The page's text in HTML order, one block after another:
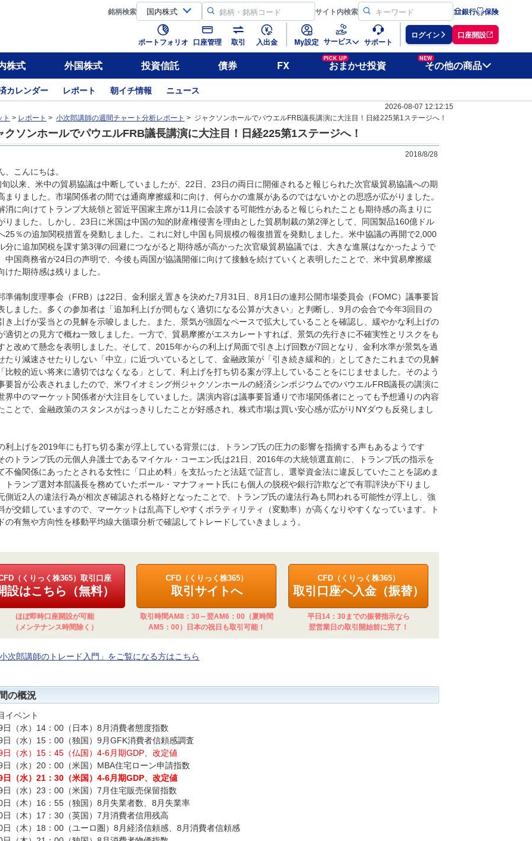
銘柄検索 サイト内検索 銀行 保険
ポートフォリオ 口座管理 取引 入出金 My設定 サービス サポート
ログイン 口座開設
株式 外国株式 投資信託 債券 FX
PICK UP
おまかせ投資
NEW
その他の商品
カレンダー レポート 朝イチ情報 ニュース
2026-08-07 12:12:15
ト > レポート > 小次郎講師の週間チャート分析レポート > ジャクソンホールでパウエルFRB議長講演に大注目！日経225第1ステージへ！
クソンホールでパウエルFRB議長講演に大注目！日経225第1ステージへ！
2018/8/28
、こんにちは。
以来、米中の貿易協議は中断していましたが、22日、23日の両日に開催されると報じられた次官級貿易協議への期
まりました。市場関係者の間では通商摩擦緩和に向け、何らかの進展があるのではないかとの思惑が広がりました。
消に向けてトランプ大統領と習近平国家主席が11月に会談する可能性があると報じられたことも期待感の高まりに
りました。しかし、23日に米国は中国の知的財産権侵害を理由とした貿易制裁の第2弾として、同国製品160億ドル
25％の追加関税措置を発動しました。これに対し中国も同規模の報復措置を発動しました。米中協議の再開で2,000
分に追加関税を課す第3弾の回避につながると期待感が高かった次官級貿易協議では、大きな進展はなかったようで
中国商務省が24日の声明で、今後も両国が協議開催に向けて接触を続けていくと表明したことで、米中貿易摩擦緩
けた期待感は残りました。
準備制度理事会（FRB）は22日、金利据え置きを決めた7月31日、8月1日の連邦公開市場委員会（FOMC）議事要旨
しました。多くの参加者は「追加利上げが間もなく適切になる公算が大きい」と判断し、9月の会合で今年3回目の
き上げが妥当との見解を示唆しました。また、景気が強固なペースで拡大していることを確認し、緩やかな利上げの
適切との見方で概ね一致しました。一方で、貿易摩擦がエスカレートすれば、景気の先行きに不確実性とリスクをも
と改めて懸念を表明しました。そして、2015年からの利上げ局面で引き上げ回数が7回となり、金利水準が景気を過
たり減速させたりしない「中立」に近づいているとして、金融政策が「引き続き緩和的」としてきたこれまでの見解
比較的近い将来に適切ではなくなる」として、利上げを打ち切る案が浮上していることをにじませました。そのよう
要旨が公表されましたので、米ワイオミング州ジャクソンホールの経済シンポジウムでのパウエルFRB議長の講演に
界中のマーケット関係者が大注目をしていました。講演内容は議事要旨通りで市場関係者にとっても予想通りの内容
ことで、金融政策のスタンスがはっきりしたことが好感され、株式市場は買い安心感が広がりNYダウも反発しまし
利上げを2019年にも打ち切る案が浮上している背景には、トランプ氏の圧力の影響を指摘する声もあるようです
のトランプ氏の元個人弁護士であるマイケル・コーエン氏は21日、2016年の大統領選直前に、トランプ氏の指示を
不倫関係にあったとされる女性に「口止め料」を支払ったと法廷で証言し、選挙資金法に違反していたことを認めま
トランプ選対本部議長を務めていたポール・マナフォート氏にも個人の脱税や銀行詐欺などで有罪評決が下りまし
側近2人の違法行為が相次ぎ確認される格好となったことで、トランプ氏の違法行為も問われる可能性が浮上し、強
が交錯していますので、マーケットは乱高下しやすくボラティリティ（変動率）が高くなりやすくなっています。ト
の有無や方向性を移動平均線大循環分析で確認してトレードしていきましょう。
（くりっく株365）取引口座
設はこちら（無料）
ほぼ即時口座開設が可能
（メンテナンス時間除く）
CFD（くりっく株365）
取引サイトへ
取引時間AM8：30～翌AM6：00（夏時間
AM5：00）日本の祝日も取引可能！
CFD（くりっく株365）
取引口座へ入金（振替）
平日14：30までの振替指示なら
翌営業日の取引開始前に完了！
小次郎講師のトレード入門」をご覧になる方はこちら
の概況
イベント
日（水）14：00（日本）8月消費者態度指数
日（水）15：00（独国）9月GFK消費者信頼感調査
日（水）15：45（仏国）4-6月期GDP、改定値
日（水）20：00（米国）MBA住宅ローン申請指数
日（水）21：30（米国）4-6月期GDP、改定値
日（水）23：00（米国）7月住宅販売保留指数
日（木）16：55（独国）8月失業者数、8月失業率
日（木）17：30（英国）7月消費者信用残高
日（木）18：00（ユーロ圏）8月経済信頼感、8月消費者信頼感